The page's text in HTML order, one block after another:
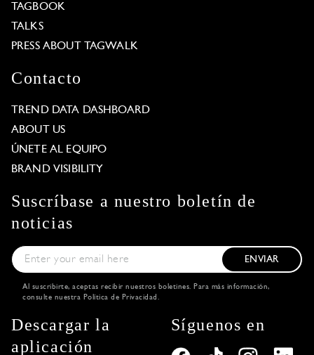
TAGBOOK
TALKS
PRESS ABOUT TAGWALK
Contacto
TREND DATA DASHBOARD
ABOUT US
ÚNETE AL EQUIPO
BRAND VISIBILITY
Suscríbase a nuestro boletín de
noticias
ENVIAR
Al suscribirte, aceptas recibir nuestros boletines. Para más información,
consulte nuestra Política de Privacidad .
Descargar la
aplicación
Síguenos en